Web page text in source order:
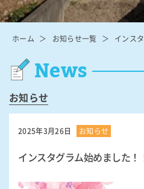
ホーム お知らせ一覧 インス
News
お知らせ
2025年3月26日 お知らせ
インスタグラム始めました！